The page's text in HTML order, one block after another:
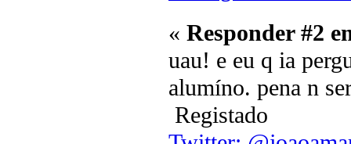
« Responder #2
uau! e eu q ia
alumíno. pena n
Registado